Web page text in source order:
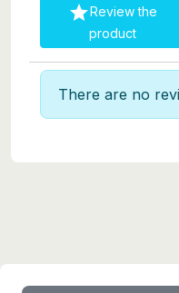
Review the
product
There are no